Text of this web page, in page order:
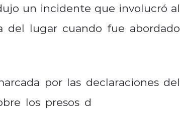
un incidente que involucró al
del lugar cuando fue abordado
por las declaraciones del
los presos d